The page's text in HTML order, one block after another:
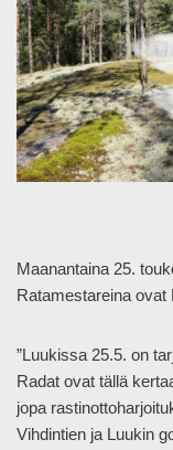
Maanantaina 25.
Ratamestareina ovat
”Luukissa 25.5. on
Radat ovat tällä
jopa
Vihdintien ja Luukin